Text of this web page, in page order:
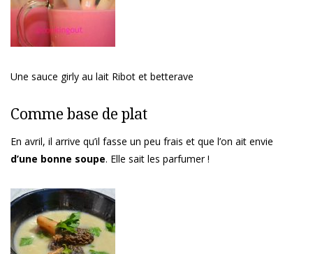
Une sauce girly au lait Ribot et betterave
Comme base de plat
En avril, il arrive qu’il fasse un peu frais et que l’on ait envie
d’une bonne soupe. Elle sait les parfumer !